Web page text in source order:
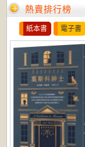
熱賣排行榜
紙本書 電子書